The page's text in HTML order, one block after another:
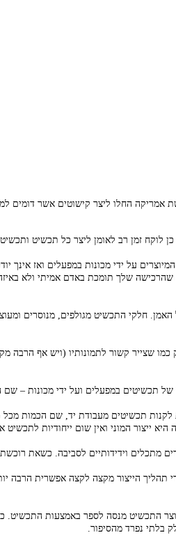
כן לוקח זמן רב לאומן ליצר כל תכשיט
על ידי מכונות במפעלים ואז
שלך תומכת באדם אמיתי ולא
חלקי התכשיט מגולפים, מנוסרים
שצייר קשור לתמונותיו (ויש אף הרבה
תכשיטים במפעלים ועל ידי מכונות –
לקנות תכשיטים מעבודת יד, שם הכמות
ייצור המוני ואין שום ייחודיות לתכשיט
מתכלים וידידותיים לסביבה. כשאת
תהליך הייצור מקצה לקצה אפשרית
התכשיט מנסה לספר באמצעות
בלתי נפרד מהסיפור.